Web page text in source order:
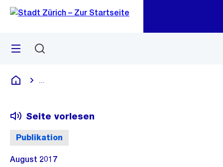
Navigation
Sprunglink
Menü
Deutsch
Publikation
Seite vorlesen
August 2017